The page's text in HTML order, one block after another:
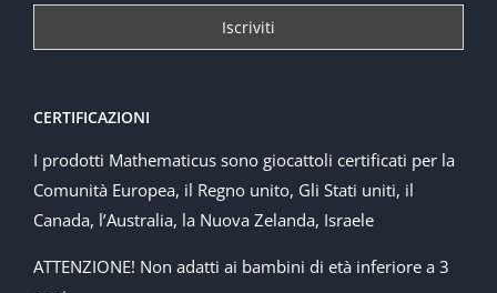
CERTIFICAZIONI
I prodotti Mathematicus sono giocattoli certificati per la
Comunità Europea, il Regno unito, Gli Stati uniti, il
Canada, l’Australia, la Nuova Zelanda, Israele
ATTENZIONE! Non adatti ai bambini di età inferiore a 3